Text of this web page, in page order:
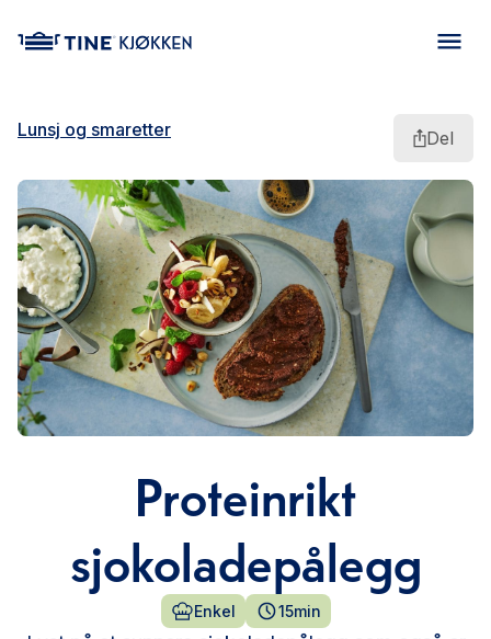
Lunsj og smaretter Del
Proteinrikt
sjokoladepålegg
Enkel 15min